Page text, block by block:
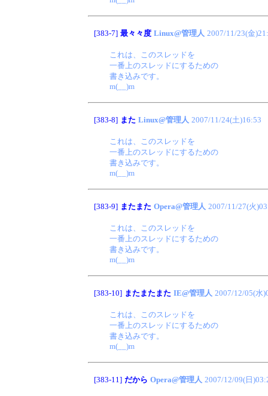
[383-7] 最々々度 Linux@管理人 2007/11/23(金
これは、このスレッドを
一番上のスレッドにするための
書き込みです。
m(__)m
[383-8] また Linux@管理人 2007/11/24(土)16:53
これは、このスレッドを
一番上のスレッドにするための
書き込みです。
m(__)m
[383-9] またまた Opera@管理人 2007/11/27(火
これは、このスレッドを
一番上のスレッドにするための
書き込みです。
m(__)m
[383-10] またまたまた IE@管理人 2007/12/05(水
これは、このスレッドを
一番上のスレッドにするための
書き込みです。
m(__)m
[383-11] だから Opera@管理人 2007/12/09(日